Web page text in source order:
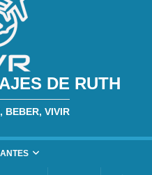
DE RUTH
BEBER, VIVIR